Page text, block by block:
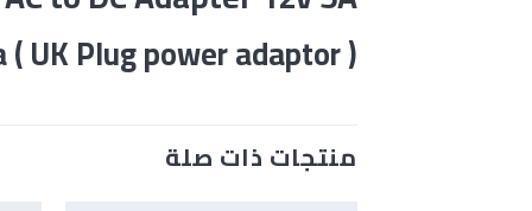
( UK Plug power adaptor ) Made in China
منتجات ذات صلة